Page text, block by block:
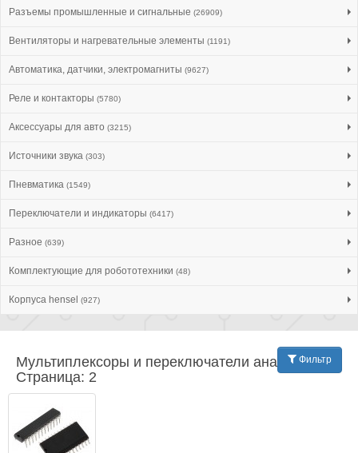
Разъемы промышленные и сигнальные (26909)
Вентиляторы и нагревательные элементы (1191)
Автоматика, датчики, электромагниты (9627)
Реле и контакторы (5780)
Аксессуары для авто (3215)
Источники звука (303)
Пневматика (1549)
Переключатели и индикаторы (6417)
Разное (639)
Комплектующие для робототехники (48)
Корпуса hensel (927)
Фильтр
Мультиплексоры и переключатели аналог. |
Страница: 2